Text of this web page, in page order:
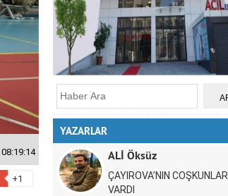
08:19:14
+1
YAZARLAR
ALİ Öksüz
ÇAYIROVA’NIN COŞKUNLARI
VARDI